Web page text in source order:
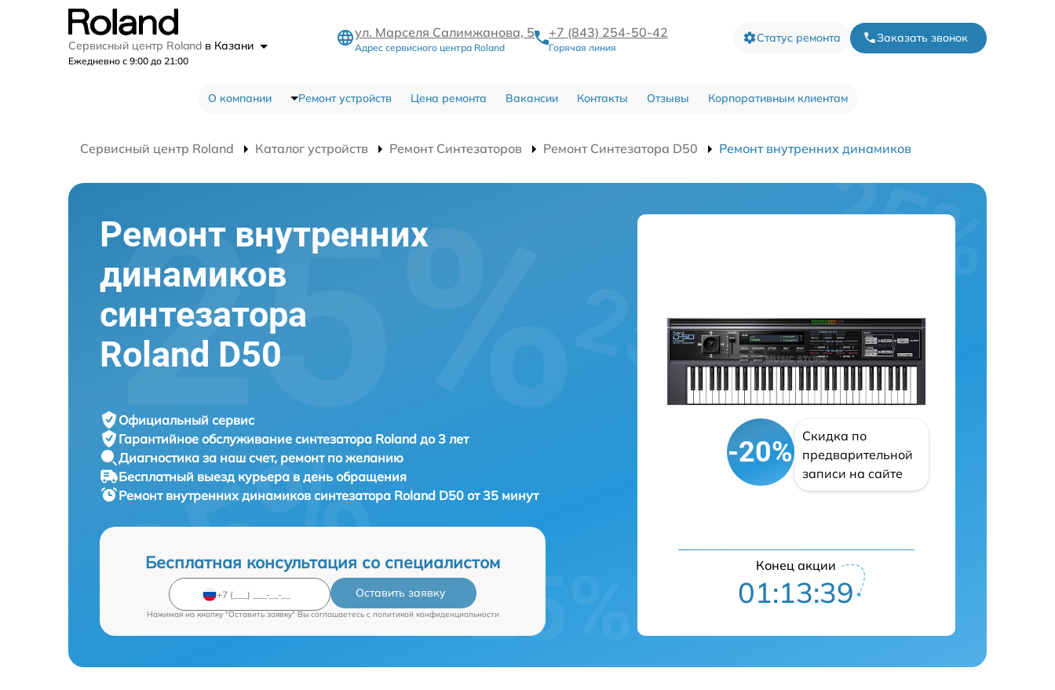
Сервисный центр Roland в Казани
Ежедневно с 9:00 до 21:00
ул. Марселя Салимжанова, 5
Адрес сервисного центра Roland
+7 (843) 254-50-42
Горячая линия
Статус ремонта Заказать звонок
О компании Ремонт устройств Цена ремонта Вакансии Контакты Отзывы Корпоративным клиентам
Сервисный центр Roland Каталог устройств Ремонт Синтезаторов Ремонт Синтезатора D50 Ремонт внутренних динамиков
Ремонт внутренних
динамиков
синтезатора
Roland D50
Официальный сервис
Гарантийное обслуживание синтезатора Roland до 3 лет
Диагностика за наш счет, ремонт по желанию
Бесплатный выезд курьера в день обращения
Ремонт внутренних динамиков синтезатора Roland D50 от 35 минут
Бесплатная консультация со специалистом
Оставить заявку
Нажимая на кнопку "Оставить заявку" Вы соглашаетесь c политикой конфиденциальности
-20%
Скидка по
предварительной
записи на сайте
Конец акции
01:13:38